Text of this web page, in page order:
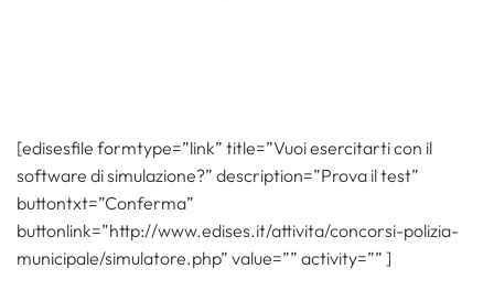
[edisesfile formtype=”link” title=”Vuoi esercitarti con il
software di simulazione?” description=”Prova il test”
buttontxt=”Conferma”
buttonlink=”http://www.edises.it/attivita/concorsi-polizia-
municipale/simulatore.php” value=”” activity=”” ]